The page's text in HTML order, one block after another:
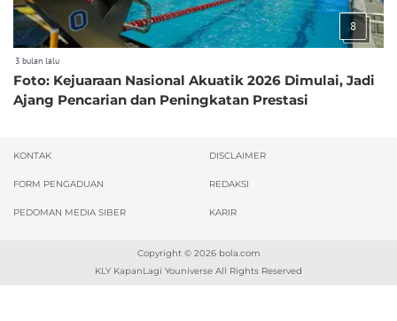
8
3 bulan lalu
Foto: Kejuaraan Nasional Akuatik 2026 Dimulai, Jadi
Ajang Pencarian dan Peningkatan Prestasi
KONTAK DISCLAIMER
FORM PENGADUAN REDAKSI
PEDOMAN MEDIA SIBER KARIR
Copyright © 2026 bola.com
KLY KapanLagi Youniverse All Rights Reserved